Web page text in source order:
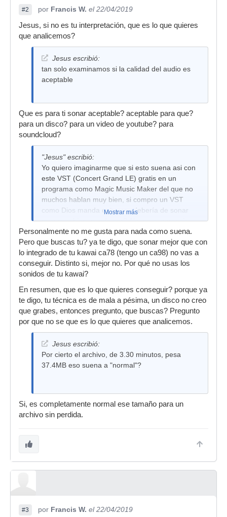
#2 por Francis W. el 22/04/2019
Jesus, si no es tu interpretación, que es lo que quieres
que analicemos?
Jesus escribió:
tan solo examinamos si la calidad del audio es
aceptable
Que es para ti sonar aceptable? aceptable para que?
para un disco? para un video de youtube? para
soundcloud?
"Jesus" escribió:
Yo quiero imaginarme que si esto suena asi con
este VST (Concert Grand LE) gratis en un
programa como Magic Music Maker del que no
muchos hablan muy bien, si compro un VST
como Dios manda entonces debería de sonar
muy muy bien, puede ser? Alguna sugerencia
para dicho VST?
Mostrar más
Personalmente no me gusta para nada como suena.
Pero que buscas tu? ya te digo, que sonar mejor que con
lo integrado de tu kawai ca78 (tengo un ca98) no vas a
conseguir. Distinto si, mejor no. Por qué no usas los
sonidos de tu kawai?
En resumen, que es lo que quieres conseguir? porque ya
te digo, tu técnica es de mala a pésima, un disco no creo
que grabes, entonces pregunto, que buscas? Pregunto
por que no se que es lo que quieres que analicemos.
Jesus escribió:
Por cierto el archivo, de 3.30 minutos, pesa
37.4MB eso suena a "normal"?
Si, es completamente normal ese tamaño para un
archivo sin perdida.
#3 por Francis W. el 22/04/2019